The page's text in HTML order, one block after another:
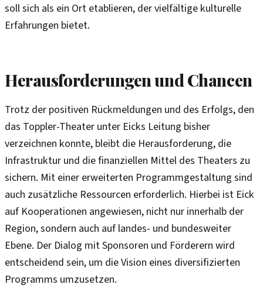
soll sich als ein Ort etablieren, der vielfältige kulturelle
Erfahrungen bietet.
Herausforderungen und Chancen
Trotz der positiven Rückmeldungen und des Erfolgs, den
das Toppler-Theater unter Eicks Leitung bisher
verzeichnen konnte, bleibt die Herausforderung, die
Infrastruktur und die finanziellen Mittel des Theaters zu
sichern. Mit einer erweiterten Programmgestaltung sind
auch zusätzliche Ressourcen erforderlich. Hierbei ist Eick
auf Kooperationen angewiesen, nicht nur innerhalb der
Region, sondern auch auf landes- und bundesweiter
Ebene. Der Dialog mit Sponsoren und Förderern wird
entscheidend sein, um die Vision eines diversifizierten
Programms umzusetzen.